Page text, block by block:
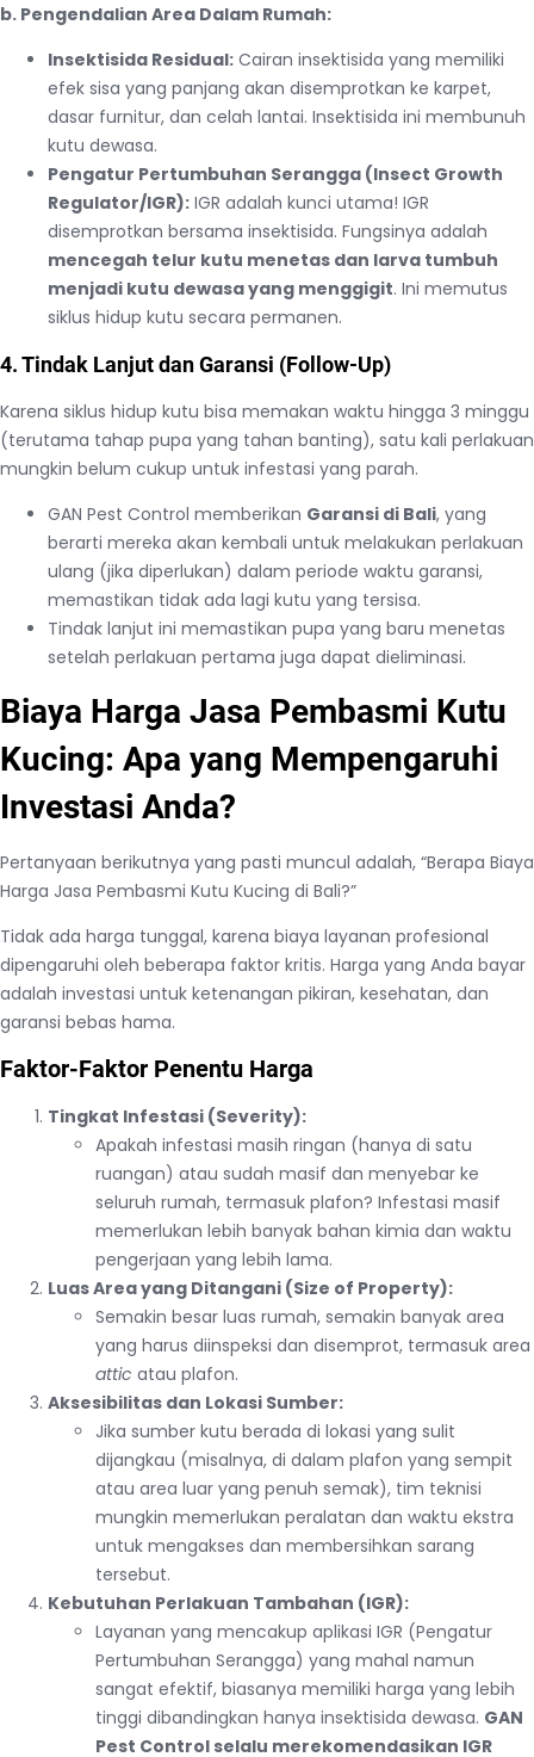
b. Pengendalian Area Dalam Rumah:
Insektisida Residual: Cairan insektisida yang memiliki
efek sisa yang panjang akan disemprotkan ke karpet,
dasar furnitur, dan celah lantai. Insektisida ini membunuh
kutu dewasa.
Pengatur Pertumbuhan Serangga (Insect Growth
Regulator/IGR): IGR adalah kunci utama! IGR
disemprotkan bersama insektisida. Fungsinya adalah
mencegah telur kutu menetas dan larva tumbuh
menjadi kutu dewasa yang menggigit. Ini memutus
siklus hidup kutu secara permanen.
4. Tindak Lanjut dan Garansi (Follow-Up)
Karena siklus hidup kutu bisa memakan waktu hingga 3 minggu
(terutama tahap pupa yang tahan banting), satu kali perlakuan
mungkin belum cukup untuk infestasi yang parah.
GAN Pest Control memberikan Garansi di Bali, yang
berarti mereka akan kembali untuk melakukan perlakuan
ulang (jika diperlukan) dalam periode waktu garansi,
memastikan tidak ada lagi kutu yang tersisa.
Tindak lanjut ini memastikan pupa yang baru menetas
setelah perlakuan pertama juga dapat dieliminasi.
Biaya Harga Jasa Pembasmi Kutu
Kucing: Apa yang Mempengaruhi
Investasi Anda?
Pertanyaan berikutnya yang pasti muncul adalah, “Berapa Biaya
Harga Jasa Pembasmi Kutu Kucing di Bali?”
Tidak ada harga tunggal, karena biaya layanan profesional
dipengaruhi oleh beberapa faktor kritis. Harga yang Anda bayar
adalah investasi untuk ketenangan pikiran, kesehatan, dan
garansi bebas hama.
Faktor-Faktor Penentu Harga
Tingkat Infestasi (Severity):
Apakah infestasi masih ringan (hanya di satu
ruangan) atau sudah masif dan menyebar ke
seluruh rumah, termasuk plafon? Infestasi masif
memerlukan lebih banyak bahan kimia dan waktu
pengerjaan yang lebih lama.
Luas Area yang Ditangani (Size of Property):
Semakin besar luas rumah, semakin banyak area
yang harus diinspeksi dan disemprot, termasuk area
attic atau plafon.
Aksesibilitas dan Lokasi Sumber:
Jika sumber kutu berada di lokasi yang sulit
dijangkau (misalnya, di dalam plafon yang sempit
atau area luar yang penuh semak), tim teknisi
mungkin memerlukan peralatan dan waktu ekstra
untuk mengakses dan membersihkan sarang
tersebut.
Kebutuhan Perlakuan Tambahan (IGR):
Layanan yang mencakup aplikasi IGR (Pengatur
Pertumbuhan Serangga) yang mahal namun
sangat efektif, biasanya memiliki harga yang lebih
tinggi dibandingkan hanya insektisida dewasa. GAN
Pest Control selalu merekomendasikan IGR